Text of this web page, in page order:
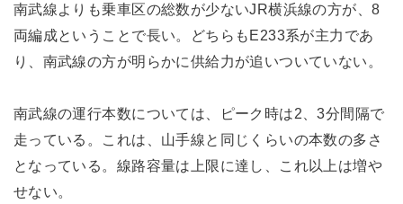
南武線よりも乗車区の総数が少ないJR横浜線の方が、8
両編成ということで長い。どちらもE233系が主力であ
り、南武線の方が明らかに供給力が追いついていない。
南武線の運行本数については、ピーク時は2、3分間隔で
走っている。これは、山手線と同じくらいの本数の多さ
となっている。線路容量は上限に達し、これ以上は増や
せない。